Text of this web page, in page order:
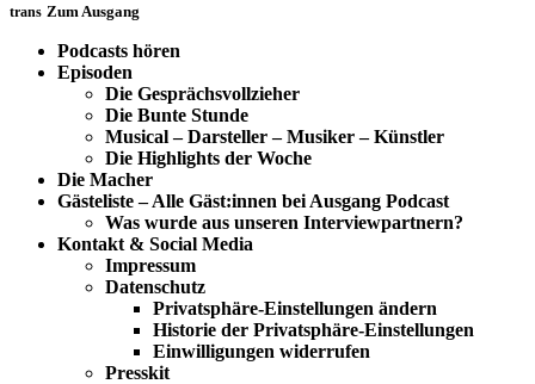
trans Zum Ausgang
Podcasts hören
Episoden
Die Gesprächsvollzieher
Die Bunte Stunde
Musical – Darsteller – Musiker – Künstler
Die Highlights der Woche
Die Macher
Gästeliste – Alle Gäst:innen bei Ausgang Podcast
Was wurde aus unseren Interviewpartnern?
Kontakt & Social Media
Impressum
Datenschutz
Privatsphäre-Einstellungen ändern
Historie der Privatsphäre-Einstellungen
Einwilligungen widerrufen
Presskit